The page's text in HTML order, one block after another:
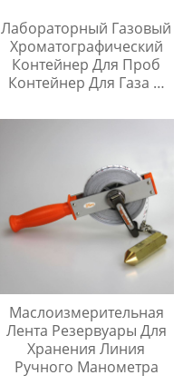
Лабораторный Газовый
Хроматографический
Контейнер Для Проб
Контейнер Для Газа И
Инъекций
Маслоизмерительная
Лента Резервуары Для
Хранения Линия
Ручного Манометра